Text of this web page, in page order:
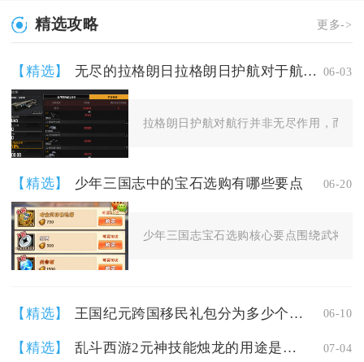
精选攻略 更多->
【精选】 无尽的拉格朗日拉格朗日护航对于航行是否有无尽的作用 06-03
拉格朗日护航对航行并非无尽作用，而是
【精选】 少年三国志中的宝石选购有哪些要点 06-20
少年三国志宝石选购核心要点围绕武将定
【精选】 王国纪元跨国移民礼包分为多少个档次 06-10
【精选】 乱斗西游2元神技能烛龙的用途是什么 07-04